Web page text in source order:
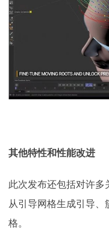
其他特性和性能改进
此次发布还包括对许多
从引导网格生成引导
格。